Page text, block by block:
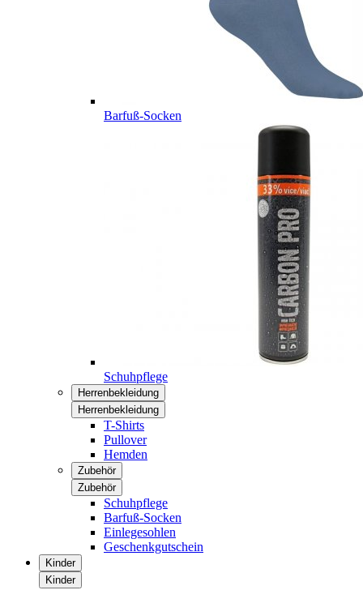
Barfuß-Socken
Schuhpflege
Herrenbekleidung
Herrenbekleidung
T-Shirts
Pullover
Hemden
Zubehör
Zubehör
Schuhpflege
Barfuß-Socken
Einlegesohlen
Geschenkgutschein
Kinder
Kinder